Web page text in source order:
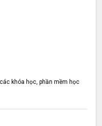
khóa học, phần mềm học